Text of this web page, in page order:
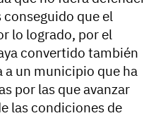
conseguido que el
lo logrado, por el
convertido también
a un municipio que ha
por las que avanzar
las condiciones de